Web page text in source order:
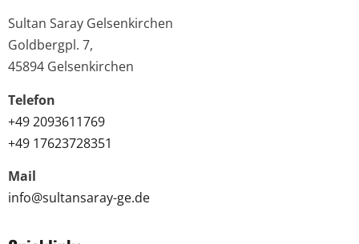
Sultan Saray Gelsenkirchen
Goldbergpl. 7,
45894 Gelsenkirchen
Telefon
+49 2093611769
+49 17623728351
Mail
info@sultansaray-ge.de